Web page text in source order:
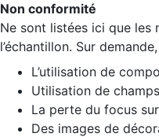
Non conformité
Ne sont listées ici que les
l’échantillon. Sur
L’utilisation de
Utilisation de
La perte du focus
Des images de